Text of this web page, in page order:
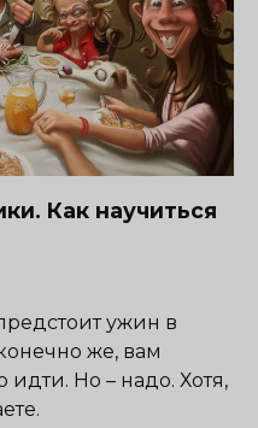
Как научиться
ужин в
же, вам
идти. Но – надо. Хотя,